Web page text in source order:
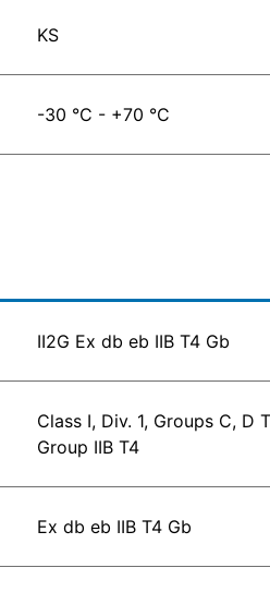
KS
-30 °C - +70 °C
II2G Ex db eb IIB T4 Gb
Class I, Div. 1, Groups C, D
Group IIB T4
Ex db eb IIB T4 Gb